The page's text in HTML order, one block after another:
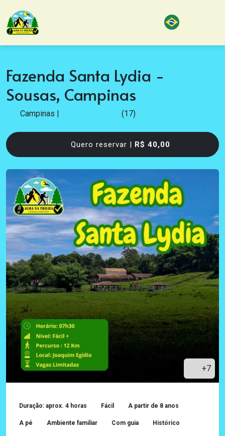
Fazenda Santa Lydia -
Sousas, Campinas
Campinas | (17)
Quero reservar | R$ 40,00
+7
Duração: aprox. 4 horas Fácil A partir de 8 anos
A pé Ambiente familiar Com guia Histórico